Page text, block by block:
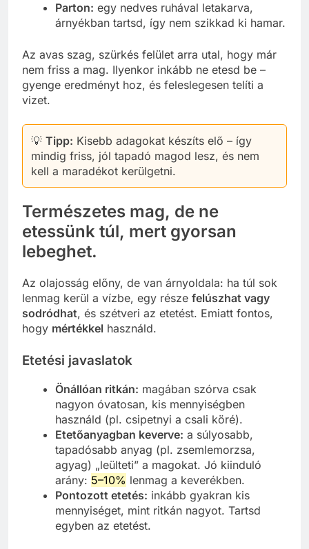
Parton: egy nedves ruhával letakarva,
árnyékban tartsd, így nem szikkad ki hamar.
Az avas szag, szürkés felület arra utal, hogy már
nem friss a mag. Ilyenkor inkább ne etesd be –
gyenge eredményt hoz, és feleslegesen telíti a
vizet.
💡 Tipp: Kisebb adagokat készíts elő – így
mindig friss, jól tapadó magod lesz, és nem
kell a maradékot kerülgetni.
Természetes mag, de ne
etessünk túl, mert gyorsan
lebeghet.
Az olajosság előny, de van árnyoldala: ha túl sok
lenmag kerül a vízbe, egy része felúszhat vagy
sodródhat, és szétveri az etetést. Emiatt fontos,
hogy mértékkel használd.
Etetési javaslatok
Önállóan ritkán: magában szórva csak
nagyon óvatosan, kis mennyiségben
használd (pl. csipetnyi a csali köré).
Etetőanyagban keverve: a súlyosabb,
tapadósabb anyag (pl. zsemlemorzsa,
agyag) „leülteti” a magokat. Jó kiinduló
arány: 5–10% lenmag a keverékben.
Pontozott etetés: inkább gyakran kis
mennyiséget, mint ritkán nagyot. Tartsd
egyben az etetést.